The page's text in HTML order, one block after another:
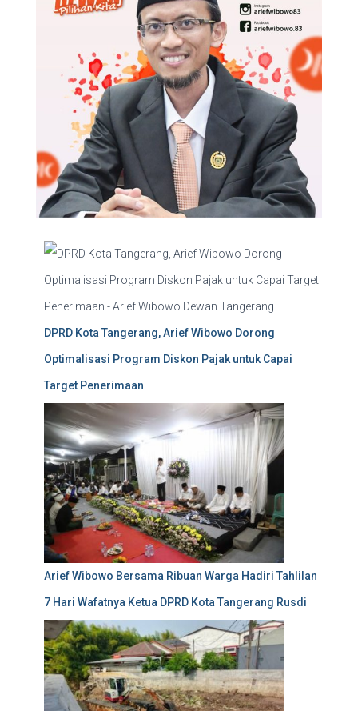
DPRD Kota Tangerang, Arief Wibowo Dorong
Optimalisasi Program Diskon Pajak untuk Capai
Target Penerimaan
Arief Wibowo Bersama Ribuan Warga Hadiri Tahlilan
7 Hari Wafatnya Ketua DPRD Kota Tangerang Rusdi